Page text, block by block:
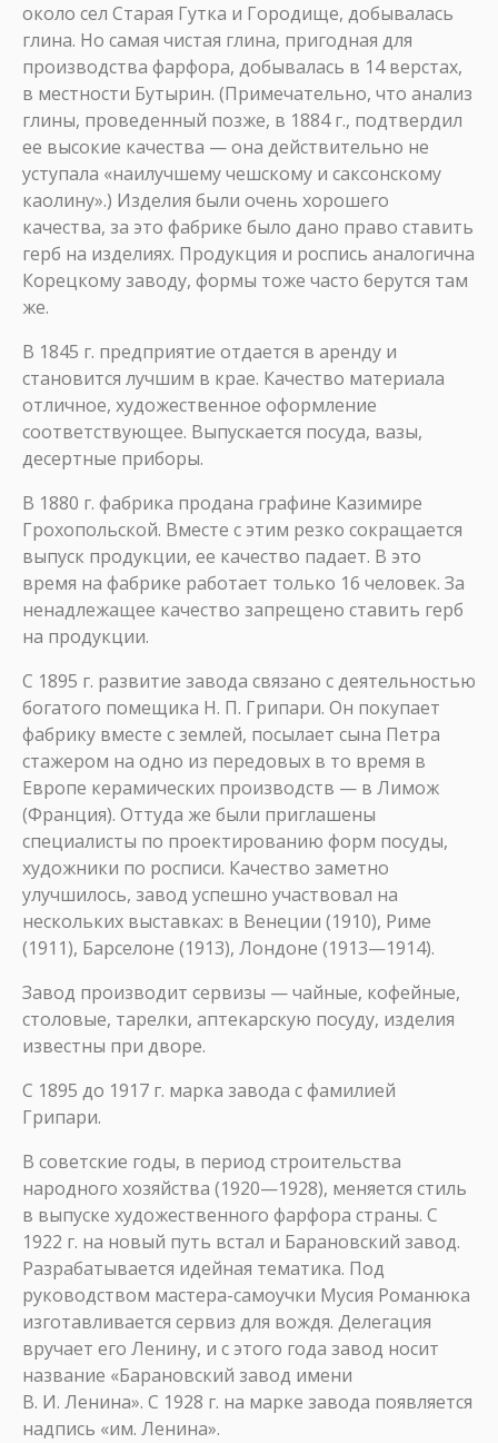
около сел Старая Гутка и Городище, добывалась
глина. Но самая чистая глина, пригодная для
производства фарфора, добывалась в 14 верстах,
в местности Бутырин. (Примечательно, что анализ
глины, проведенный позже, в 1884 г., подтвердил
ее высокие качества — она действительно не
уступала «наилучшему чешскому и саксонскому
каолину».) Изделия были очень хорошего
качества, за это фабрике было дано право ставить
герб на изделиях. Продукция и роспись аналогична
Корецкому заводу, формы тоже часто берутся там
же.
В 1845 г. предприятие отдается в аренду и
становится лучшим в крае. Качество материала
отличное, художественное оформление
соответствующее. Выпускается посуда, вазы,
десертные приборы.
В 1880 г. фабрика продана графине Казимире
Грохопольской. Вместе с этим резко сокращается
выпуск продукции, ее качество падает. В это
время на фабрике работает только 16 человек. За
ненадлежащее качество запрещено ставить герб
на продукции.
С 1895 г. развитие завода связано с деятельностью
богатого помещика Н. П. Грипари. Он покупает
фабрику вместе с землей, посылает сына Петра
стажером на одно из передовых в то время в
Европе керамических производств — в Лимож
(Франция). Оттуда же были приглашены
специалисты по проектированию форм посуды,
художники по росписи. Качество заметно
улучшилось, завод успешно участвовал на
нескольких выставках: в Венеции (1910), Риме
(1911), Барселоне (1913), Лондоне (1913—1914).
Завод производит сервизы — чайные, кофейные,
столовые, тарелки, аптекарскую посуду, изделия
известны при дворе.
С 1895 до 1917 г. марка завода с фамилией
Грипари.
В советские годы, в период строительства
народного хозяйства (1920—1928), меняется стиль
в выпуске художественного фарфора страны. С
1922 г. на новый путь встал и Барановский завод.
Разрабатывается идейная тематика. Под
руководством мастера-самоучки Мусия Романюка
изготавливается сервиз для вождя. Делегация
вручает его Ленину, и с этого года завод носит
название «Барановский завод имени
В. И. Ленина». С 1928 г. на марке завода появляется
надпись «им. Ленина».